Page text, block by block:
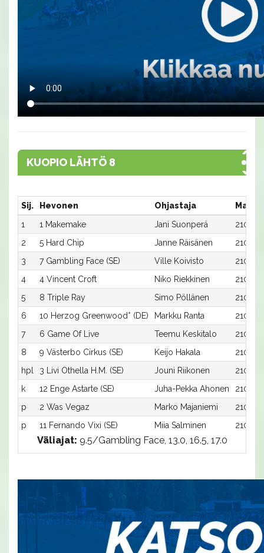
KUOPIO LÄHTÖ 8
Sij. Hevonen Ohjastaja
1
1 Makemake Jani Suonperä
2100:1
2
5 Hard Chip Janne Räisänen
2100:5
3
7 Gambling Face (SE) Ville Koivisto
2100:7
4
4 Vincent Croft Niko Riekkinen
2100:4
5
8 Triple Ray Simo Pöllänen
2100:8
6
10 Herzog Greenwood* (DE) Markku Ranta
2100:10
7
6 Game Of Live Teemu Keskitalo
2100:6
8
9 Västerbo Cirkus (SE) Keijo Hakala
2100:9
hpl
3 Livi Othella H.M. (SE) Jouni Riikonen
2100:3
k
12 Enge Astarte (SE) Juha-Pekka Ahonen
2100:12
p
2 Was Vegaz Marko Majaniemi
2100:2
p
11 Fernando Vixi (SE) Miia Salminen 2100:11
Väliajat: 9.5/Gambling Face, 13.0, 16.5, 17.0